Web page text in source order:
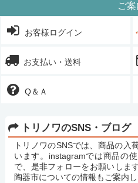
ご案
お客様ログイン
お支払い・送料
Q＆Ａ
トリノワのSNS・ブログ
トリノワのSNSでは、商品の入
います。instagramでは商品の
で、是非フォローをお願いしま
陶器市についての情報もご案内し